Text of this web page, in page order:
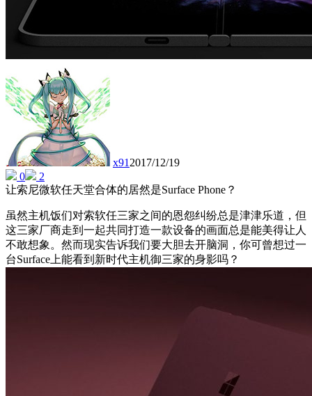
x912017/12/19
0
2
让索尼微软任天堂合体的居然是Surface Phone？
虽然主机饭们对索软任三家之间的恩怨纠纷总是津津乐道，但
这三家厂商走到一起共同打造一款设备的画面总是能美得让人
不敢想象。然而现实告诉我们要大胆去开脑洞，你可曾想过一
台Surface上能看到新时代主机御三家的身影吗？